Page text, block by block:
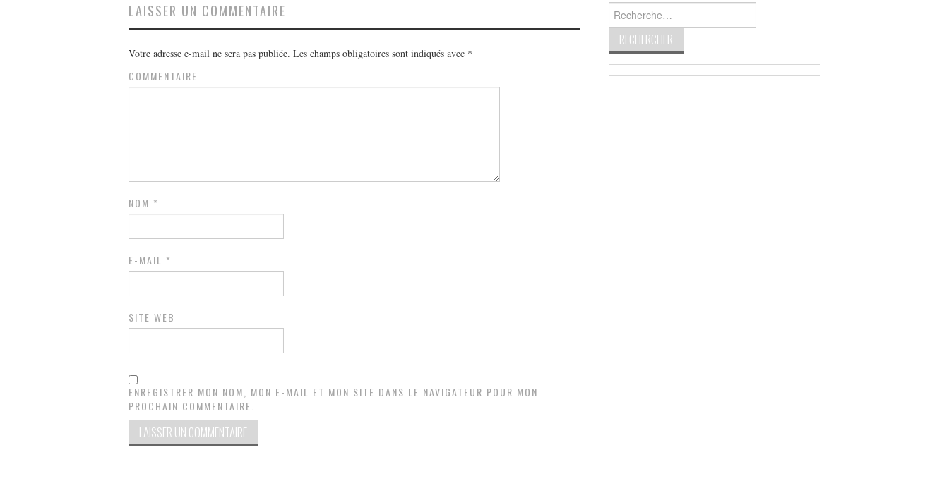
LAISSER UN COMMENTAIRE
Votre adresse e-mail ne sera pas publiée. Les champs obligatoires sont indiqués avec *
COMMENTAIRE
NOM *
E-MAIL *
SITE WEB
ENREGISTRER MON NOM, MON E-MAIL ET MON SITE DANS LE NAVIGATEUR POUR MON
PROCHAIN COMMENTAIRE.
Rechercher :